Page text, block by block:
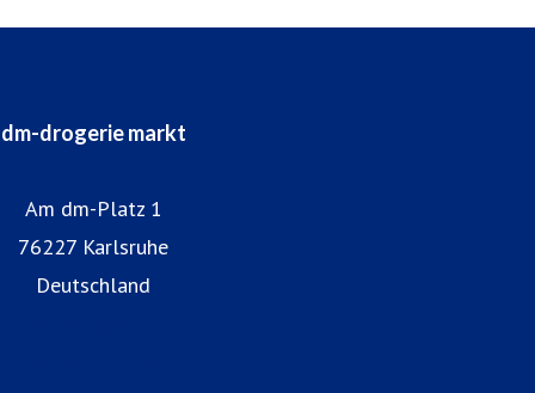
dm-drogerie markt
Am dm-Platz 1
76227 Karlsruhe
Deutschland